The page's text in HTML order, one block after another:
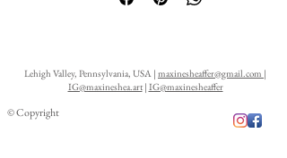
Lehigh Valley, Pennsylvania, USA | maxinesheaffer@gmail.com |
IG@maxineshea.art| IG@maxinesheaffer
© Copyright